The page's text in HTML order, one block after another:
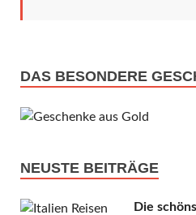
DAS BESONDERE
NEUSTE BEITRÄGE
Die